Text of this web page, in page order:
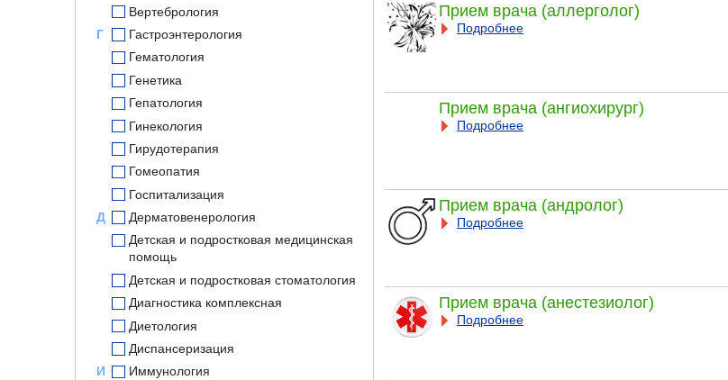
Вертебрология
Г
Гастроэнтерология
Гематология
Генетика
Гепатология
Гинекология
Гирудотерапия
Гомеопатия
Госпитализация
Д
Дерматовенерология
Детская и подростковая медицинская
помощь
Детская и подростковая стоматология
Диагностика комплексная
Диетология
Диспансеризация
И
Иммунология
Прием врача (аллерголог)
Подробнее
Прием врача (ангиохирург)
Подробнее
Прием врача (андролог)
Подробнее
Прием врача (анестезиолог)
Подробнее